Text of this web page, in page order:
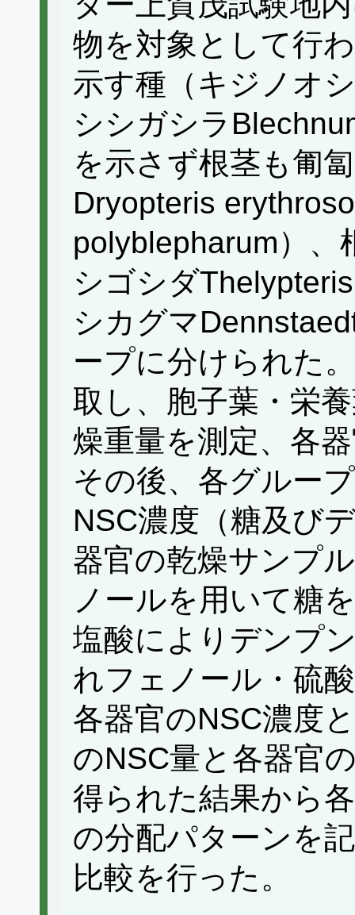
物を対象として行
示す種（キジノオ
シシガシラ
を示さず根茎も匍
Dryopteris
polyblepharum）、
シゴシダ
シカグマ
ープに分けられた
取し、胞子葉・栄
燥重量を測定、各
その後、各グルー
NSC濃度（糖及び
器官の乾燥サンプ
ノールを用いて糖
塩酸によりデンプ
れフェノール・硫
各器官のNSC濃度
のNSC量と各器官
得られた結果から
の分配パターンを
比較を行った。